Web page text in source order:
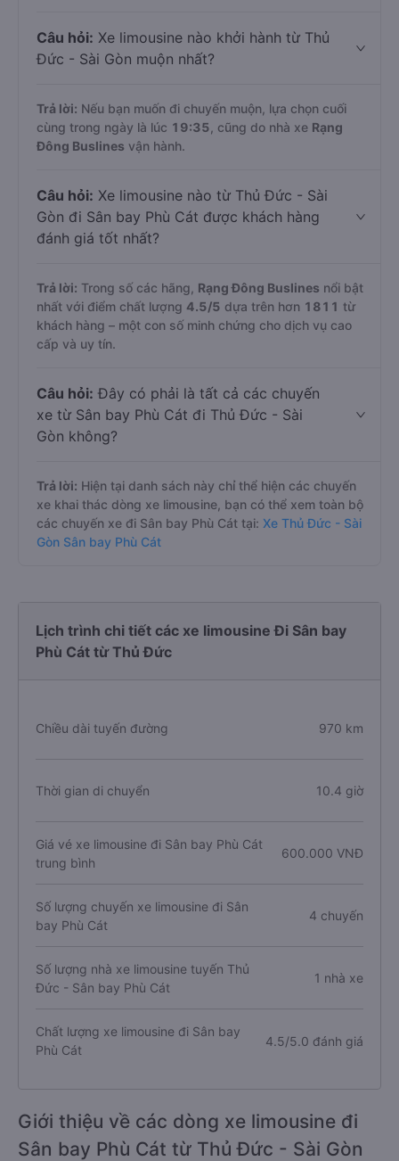
Câu hỏi: Xe limousine nào khởi hành từ Thủ
Đức - Sài Gòn muộn nhất?
Trả lời: Nếu bạn muốn đi chuyến muộn, lựa chọn cuối
cùng trong ngày là lúc 19:35 , cũng do nhà xe Rạng
Đông Buslines vận hành.
Câu hỏi: Xe limousine nào từ Thủ Đức - Sài
Gòn đi Sân bay Phù Cát được khách hàng
đánh giá tốt nhất?
Trả lời: Trong số các hãng, Rạng Đông Buslines nổi bật
nhất với điểm chất lượng 4.5/5 dựa trên hơn 1811 từ
khách hàng – một con số minh chứng cho dịch vụ cao
cấp và uy tín.
Câu hỏi: Đây có phải là tất cả các chuyến
xe từ Sân bay Phù Cát đi Thủ Đức - Sài
Gòn không?
Trả lời: Hiện tại danh sách này chỉ thể hiện các chuyến
xe khai thác dòng xe limousine, bạn có thể xem toàn bộ
các chuyến xe đi Sân bay Phù Cát tại: Xe Thủ Đức - Sài
Gòn Sân bay Phù Cát
Lịch trình chi tiết các xe limousine Đi Sân bay
Phù Cát từ Thủ Đức
Chiều dài tuyến đường 970 km
Thời gian di chuyển 10.4 giờ
Giá vé xe limousine đi Sân bay Phù Cát
trung bình
600.000 VNĐ
Số lượng chuyến xe limousine đi Sân
bay Phù Cát
4 chuyến
Số lượng nhà xe limousine tuyến Thủ
Đức - Sân bay Phù Cát
1 nhà xe
Chất lượng xe limousine đi Sân bay
Phù Cát
4.5/5.0 đánh giá
Giới thiệu về các dòng xe limousine đi
Sân bay Phù Cát từ Thủ Đức - Sài Gòn